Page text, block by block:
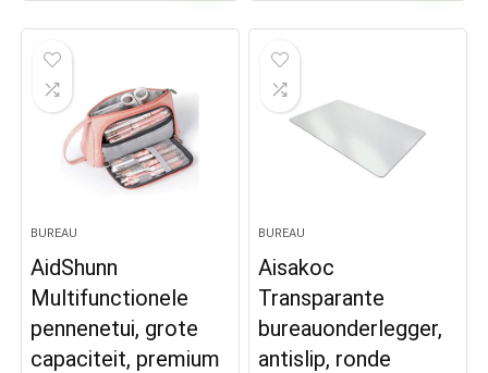
BUREAU
AidShunn
Multifunctionele
pennenetui, grote
capaciteit, premium
BUREAU
Aisakoc
Transparante
bureauonderlegger,
antislip, ronde